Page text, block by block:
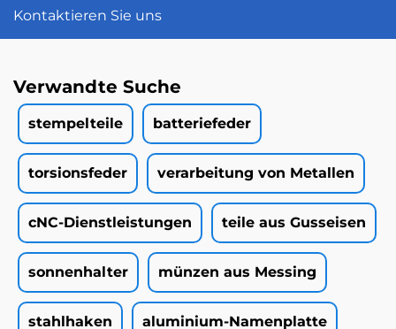
Kontaktieren Sie uns
Verwandte Suche
stempelteile batteriefeder
torsionsfeder verarbeitung von Metallen
cNC-Dienstleistungen teile aus Gusseisen
sonnenhalter münzen aus Messing
stahlhaken aluminium-Namenplatte